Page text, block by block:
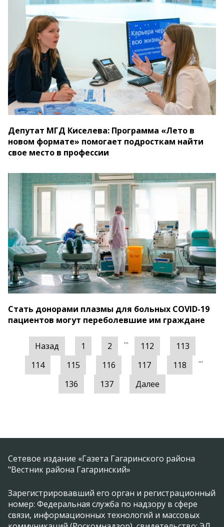
Депутат МГД Киселева: Программа «Лето в
новом формате» помогает подросткам найти
свое место в профессии
Стать донорами плазмы для больных COVID-19
пациентов могут переболевшие им граждане
Назад 1 2 ... 112
113
114
115 116 117 118 ...
136 137 Далее
Сетевое издание «Газета Гагаринского района
"Вестник района Гагаринский»
Зарегистрировавший его орган и регистрационный
номер: Федеральная служба по надзору в сфере
связи, информационных технологий и массовых